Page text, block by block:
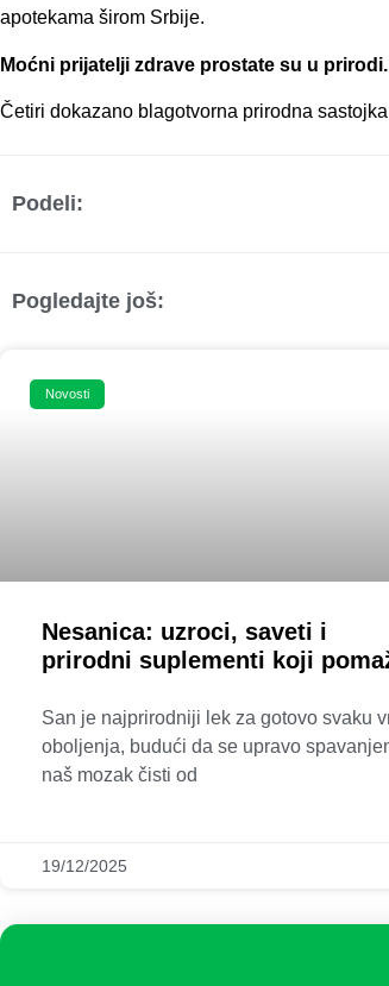
apotekama širom Srbije.
Moćni prijatelji zdrave prostate su u prirodi.
Četiri dokazano blagotvorna prirodna
Podeli:
Pogledajte još:
Novosti
Nesanica: uzroci, saveti i
prirodni suplementi koji
San je najprirodniji lek za gotovo svaku
oboljenja, budući da se upravo
naš mozak čisti od
19/12/2025